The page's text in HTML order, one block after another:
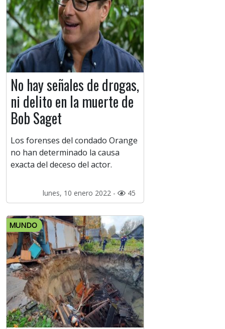
No hay señales de drogas,
ni delito en la muerte de
Bob Saget
Los forenses del condado Orange
no han determinado la causa
exacta del deceso del actor.
lunes, 10 enero 2022 - 45
MUNDO